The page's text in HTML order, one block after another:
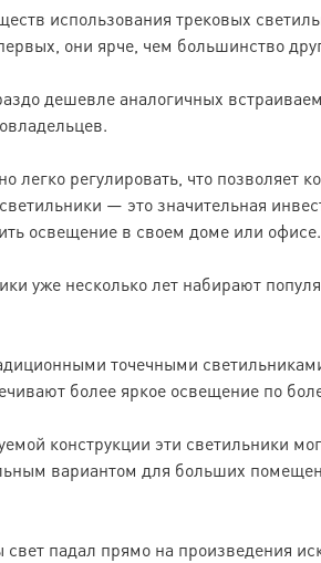
использования трековых
они ярче, чем большинство
дешевле аналогичных
легко регулировать, что позволяет
— это значительная
освещение в своем доме или офисе.
уже несколько лет набирают
точечными
более яркое освещение по
конструкции эти светильники
вариантом для больших
падал прямо на произведения